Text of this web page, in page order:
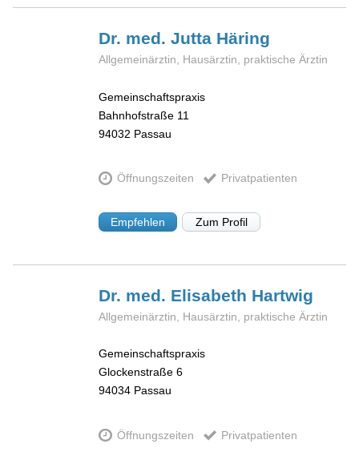
Dr. med. Jutta Häring
Allgemeinärztin, Hausärztin, praktische Ärztin
Gemeinschaftspraxis
Bahnhofstraße 11
94032 Passau
Öffnungszeiten Privatpatienten
Empfehlen Zum Profil
Dr. med. Elisabeth Hartwig
Allgemeinärztin, Hausärztin, praktische Ärztin
Gemeinschaftspraxis
Glockenstraße 6
94034 Passau
Öffnungszeiten Privatpatienten